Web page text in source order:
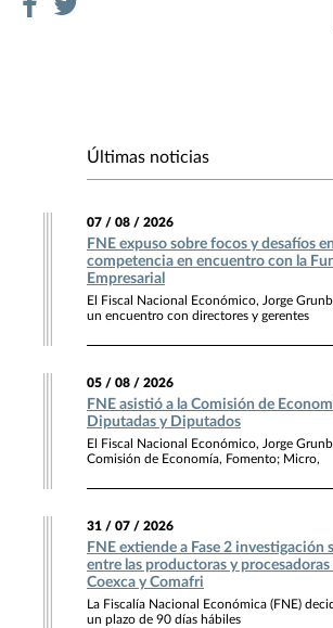
Últimas noticias
07 / 08 / 2026
FNE expuso sobre focos y desafíos
competencia en encuentro con la
Empresarial
El Fiscal Nacional Económico, Jorge
un encuentro con directores y gerentes
05 / 08 / 2026
FNE asistió a la Comisión de
Diputadas y Diputados
El Fiscal Nacional Económico, Jorge
Comisión de Economía, Fomento; Micro,
31 / 07 / 2026
FNE extiende a Fase 2 investigación
entre las productoras y
Coexca y Comafri
La Fiscalía Nacional Económica (FNE)
un plazo de 90 días hábiles